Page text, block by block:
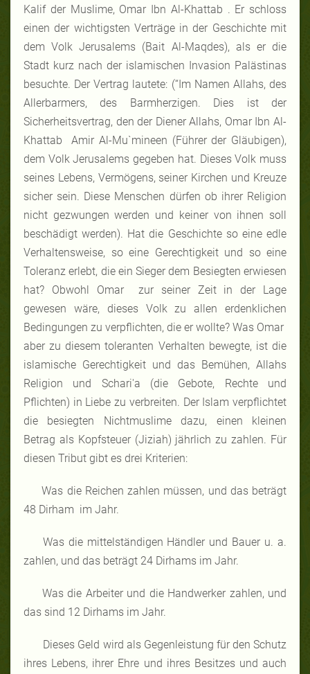
Kalif der Muslime, Omar Ibn Al-Khattab . Er schloss
einen der wichtigsten Verträge in der Geschichte mit
dem Volk Jerusalems (Bait Al-Maqdes), als er die
Stadt kurz nach der islamischen Invasion Palästinas
besuchte. Der Vertrag lautete: (“Im Namen Allahs, des
Allerbarmers, des Barmherzigen. Dies ist der
Sicherheitsvertrag, den der Diener Allahs, Omar Ibn Al-
Khattab Amir Al-Mu`mineen (Führer der Gläubigen),
dem Volk Jerusalems gegeben hat. Dieses Volk muss
seines Lebens, Vermögens, seiner Kirchen und Kreuze
sicher sein. Diese Menschen dürfen ob ihrer Religion
nicht gezwungen werden und keiner von ihnen soll
beschädigt werden). Hat die Geschichte so eine edle
Verhaltensweise, so eine Gerechtigkeit und so eine
Toleranz erlebt, die ein Sieger dem Besiegten erwiesen
hat? Obwohl Omar zur seiner Zeit in der Lage
gewesen wäre, dieses Volk zu allen erdenklichen
Bedingungen zu verpflichten, die er wollte? Was Omar
aber zu diesem toleranten Verhalten bewegte, ist die
islamische Gerechtigkeit und das Bemühen, Allahs
Religion und Schari'a (die Gebote, Rechte und
Pflichten) in Liebe zu verbreiten. Der Islam verpflichtet
die besiegten Nichtmuslime dazu, einen kleinen
Betrag als Kopfsteuer (Jiziah) jährlich zu zahlen. Für
diesen Tribut gibt es drei Kriterien:
Was die Reichen zahlen müssen, und das beträgt
48 Dirham im Jahr.
Was die mittelständigen Händler und Bauer u. a.
zahlen, und das beträgt 24 Dirhams im Jahr.
Was die Arbeiter und die Handwerker zahlen, und
das sind 12 Dirhams im Jahr.
Dieses Geld wird als Gegenleistung für den Schutz
ihres Lebens, ihrer Ehre und ihres Besitzes und auch